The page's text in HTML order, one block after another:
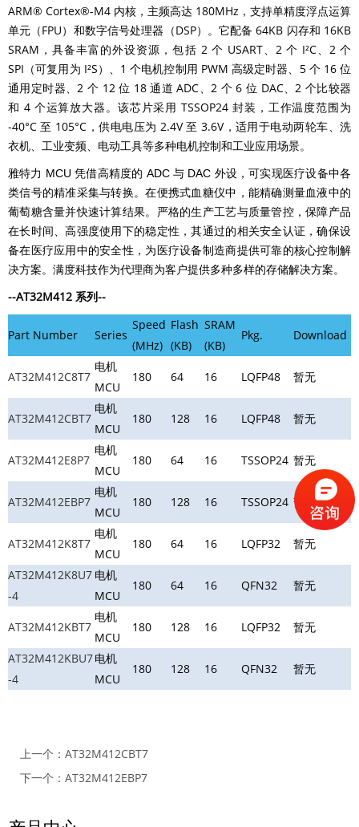
ARM® Cortex®-M4 内核，主频高达 180MHz，支持单精度浮点运算
单元（FPU）和数字信号处理器（DSP）。它配备 64KB 闪存和 16KB
SRAM，具备丰富的外设资源，包括 2 个 USART、2 个 I²C、2 个
SPI（可复用为 I²S）、1 个电机控制用 PWM 高级定时器、5 个 16 位
通用定时器、2 个 12 位 18 通道 ADC、2 个 6 位 DAC、2 个比较器
和 4 个运算放大器。该芯片采用 TSSOP24 封装，工作温度范围为
-40°C 至 105°C，供电电压为 2.4V 至 3.6V，适用于电动两轮车、洗
衣机、工业变频、电动工具等多种电机控制和工业应用场景。
雅特力 MCU 凭借高精度的 ADC 与 DAC 外设，可实现医疗设备中各
类信号的精准采集与转换。在便携式血糖仪中，能精确测量血液中的
葡萄糖含量并快速计算结果。严格的生产工艺与质量管控，保障产品
在长时间、高强度使用下的稳定性，其通过的相关安全认证，确保设
备在医疗应用中的安全性，为医疗设备制造商提供可靠的核心控制解
决方案。满度科技作为代理商为客户提供多种多样的存储解决方案。
--AT32M412 系列--
Part Number Series
Speed
(MHz)
Flash
(KB)
SRAM
(KB)
Pkg. Download
AT32M412C8T7
电机
MCU
180 64 16 LQFP48 暂无
AT32M412CBT7
电机
MCU
180 128 16 LQFP48 暂无
AT32M412E8P7
电机
MCU
180 64 16 TSSOP24 暂无
AT32M412EBP7
电机
MCU
180 128 16 TSSOP24 暂无
AT32M412K8T7
电机
MCU
180 64 16 LQFP32 暂无
AT32M412K8U7
-4
电机
MCU
180 64 16 QFN32 暂无
AT32M412KBT7
电机
MCU
180 128 16 LQFP32 暂无
AT32M412KBU7
-4
电机
MCU
180 128 16 QFN32 暂无
上一个： AT32M412CBT7
下一个： AT32M412EBP7